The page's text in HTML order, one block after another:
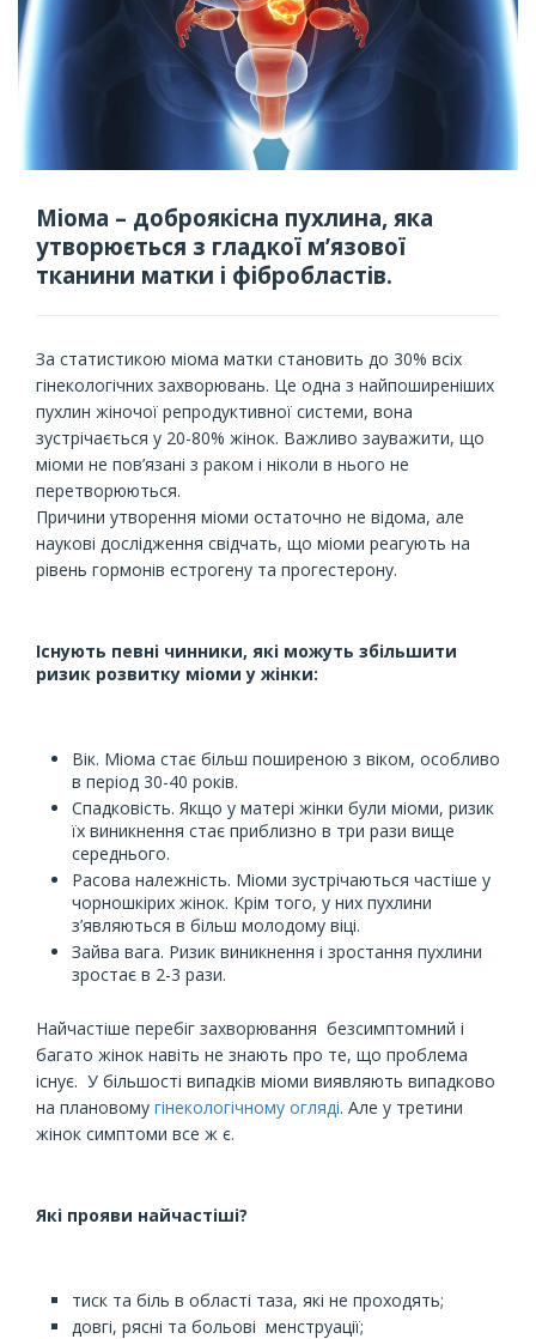
Міома – доброякісна пухлина, яка
утворюється з гладкої м’язової
тканини матки і фібробластів.
За статистикою міома матки становить до 30% всіх
гінекологічних захворювань. Це одна з найпоширеніших
пухлин жіночої репродуктивної системи, вона
зустрічається у 20-80% жінок. Важливо зауважити, що
міоми не пов’язані з раком і ніколи в нього не
перетворюються.
Причини утворення міоми остаточно не відома, але
наукові дослідження свідчать, що міоми реагують на
рівень гормонів естрогену та прогестерону.
Існують певні чинники, які можуть збільшити
ризик розвитку міоми у жінки:
Вік. Міома стає більш поширеною з віком, особливо
в період 30-40 років.
Спадковість. Якщо у матері жінки були міоми, ризик
їх виникнення стає приблизно в три рази вище
середнього.
Расова належність. Міоми зустрічаються частіше у
чорношкірих жінок. Крім того, у них пухлини
з’являються в більш молодому віці.
Зайва вага. Ризик виникнення і зростання пухлини
зростає в 2-3 рази.
Найчастіше перебіг захворювання безсимптомний і
багато жінок навіть не знають про те, що проблема
існує. У більшості випадків міоми виявляють випадково
на плановому гінекологічному огляді. Але у третини
жінок симптоми все ж є.
Які прояви найчастіші?
тиск та біль в області таза, які не проходять;
довгі, рясні та больові менструації;